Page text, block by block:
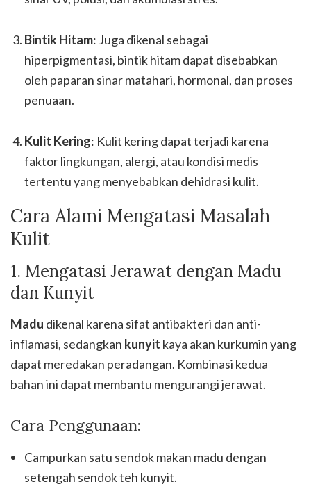
Bintik Hitam: Juga dikenal sebagai
hiperpigmentasi, bintik hitam dapat disebabkan
oleh paparan sinar matahari, hormonal, dan proses
penuaan.
Kulit Kering: Kulit kering dapat terjadi karena
faktor lingkungan, alergi, atau kondisi medis
tertentu yang menyebabkan dehidrasi kulit.
Cara Alami Mengatasi Masalah
Kulit
1. Mengatasi Jerawat dengan Madu
dan Kunyit
Madu dikenal karena sifat antibakteri dan anti-
inflamasi, sedangkan kunyit kaya akan kurkumin yang
dapat meredakan peradangan. Kombinasi kedua
bahan ini dapat membantu mengurangi jerawat.
Cara Penggunaan:
Campurkan satu sendok makan madu dengan
setengah sendok teh kunyit.